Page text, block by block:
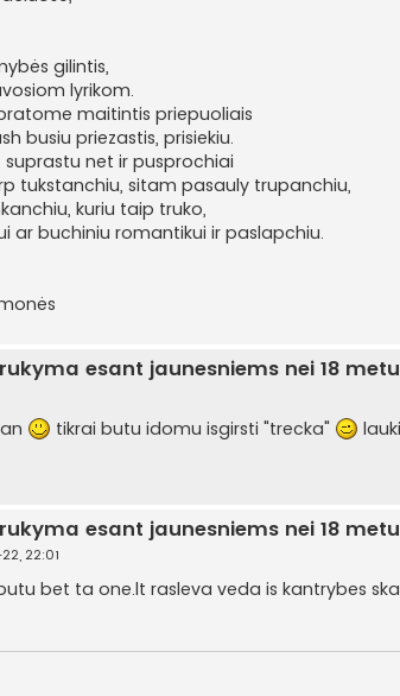
gilintis,
lyrikom.
maitintis priepuoliais
busiu priezastis, prisiekiu.
net ir pusprochiai
tukstanchiu, sitam pasauly trupanchiu,
kuriu taip truko,
ar buchiniu romantikui ir paslapchiu.
esant jaunesniems nei 18 metu
tikrai butu idomu isgirsti "trecka"
esant jaunesniems nei 18 metu
22:01
bet ta one.lt rasleva veda is kantrybes